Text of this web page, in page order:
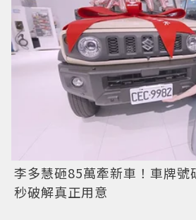
李多慧砸85萬牽新車！車牌
秒破解真正用意